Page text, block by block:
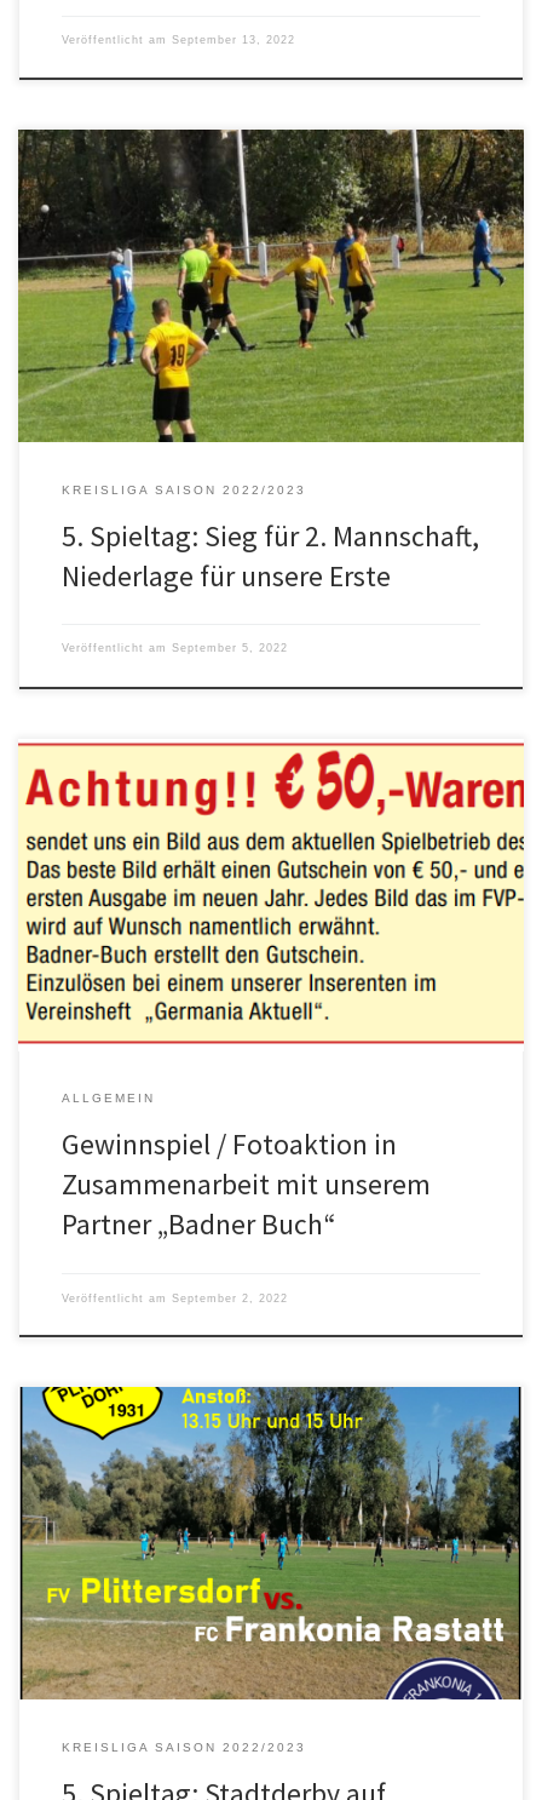
Veröffentlicht am September 13, 2022
FV Plittersdorf – Frankonia Rastatt 1:4 (Hz. 0:2) Eine sehr bittere
Pleite musste die Rieder Erste im Stadtderby gegen die Rastatter
Frankonen hinnehmen. Mit 1:4 verlor die Riili-Elf gegen das vor
dem Spiel noch punktlose Schlusslicht. Dabei startete die
Heimmannschaft gegen den Angstgegner aus den letzten Jahren
beinahe furios: Die […]
KREISLIGA SAISON 2022/2023
5. Spieltag: Sieg für 2. Mannschaft,
Niederlage für unsere Erste
Veröffentlicht am September 5, 2022
Ab sofort bis zum Ende der Saison läuft unser Gewinnspiel in
Zusammenarbeit mit unserem Partner Badner Buch (www.badner-
buch.de), bei dem es 50 Euro zu gewinnen gibt. Ihr müsst nicht
mehr tun, als auf der Website www.badner-buch.de eines oder
mehrere Bilder vom aktuellen Spielbetrieb des FVP hochladen.
Bilder, die in der […]
ALLGEMEIN
Gewinnspiel / Fotoaktion in
Zusammenarbeit mit unserem
Partner „Badner Buch“
Veröffentlicht am September 2, 2022
Am Sonntag, den 3.9.2022 (15 Uhr), empfangen wir den FC
Frankonia zum Rastatter Derby im Binsenfeld. Das Team vom
Schwalbenrain hat sich insbesondere in der letzten Saison zum
Angstgegner der Rieder entwickelt – zweimal ging man als Favorit
in die für den Abstiegskampf bedeutsamen Begegnungen,
zweimal setzte es eine herbe […]
KREISLIGA SAISON 2022/2023